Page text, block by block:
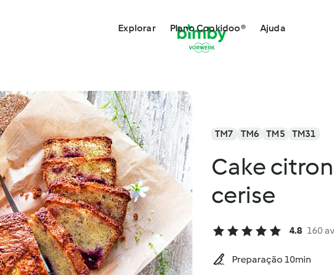
Explorar Plano Cookidoo® Ajuda
TM7 TM6 TM5 TM31
Cake
cerise
4.8 160
Preparação 10min